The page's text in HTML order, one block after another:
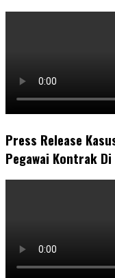
Press Release
Pegawai Kontrak